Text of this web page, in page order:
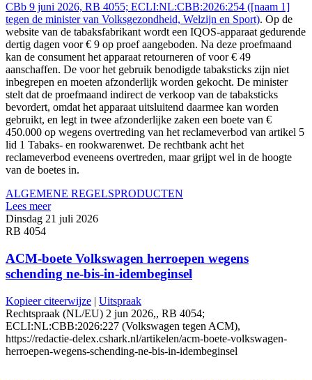
CBb 9 juni 2026, RB 4055; ECLI:NL:CBB:2026:254 ([naam 1]
tegen de minister van Volksgezondheid, Welzijn en Sport). Op de
website van de tabaksfabrikant wordt een IQOS-apparaat gedurende
dertig dagen voor € 9 op proef aangeboden. Na deze proefmaand
kan de consument het apparaat retourneren of voor € 49
aanschaffen. De voor het gebruik benodigde tabaksticks zijn niet
inbegrepen en moeten afzonderlijk worden gekocht. De minister
stelt dat de proefmaand indirect de verkoop van de tabaksticks
bevordert, omdat het apparaat uitsluitend daarmee kan worden
gebruikt, en legt in twee afzonderlijke zaken een boete van €
450.000 op wegens overtreding van het reclameverbod van artikel 5
lid 1 Tabaks- en rookwarenwet. De rechtbank acht het
reclameverbod eveneens overtreden, maar grijpt wel in de hoogte
van de boetes in.
ALGEMENE REGELSPRODUCTEN
Lees meer
Dinsdag 21 juli 2026
RB 4054
ACM-boete Volkswagen herroepen wegens
schending ne-bis-in-idembeginsel
Kopieer citeerwijze | Uitspraak
Rechtspraak (NL/EU) 2 jun 2026,, RB 4054;
ECLI:NL:CBB:2026:227 (Volkswagen tegen ACM),
https://redactie-delex.cshark.nl/artikelen/acm-boete-volkswagen-
herroepen-wegens-schending-ne-bis-in-idembeginsel